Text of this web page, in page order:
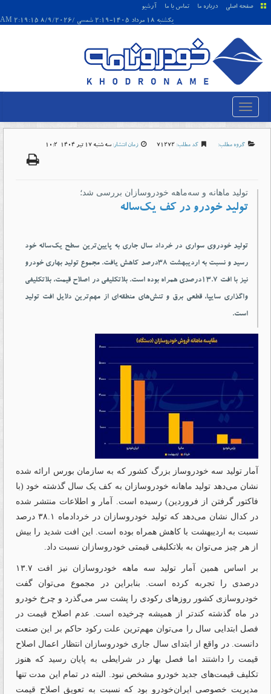
صفحه اصلی درباره ما تماس با ما
آرشیو
يکشنبه 18 مرداد 1405-2:19 شمسی /8/9/2026 2:19:15 AM
گروه مطلب: کد مطلب: 71272 زمان انتشار: سه شنبه 17 تير 1404-10:2
تولید ماهانه و سه‌ماهه خودروسازان بررسی شد؛
تولید خودرو در کف یک‌ساله
تولید خودروی سواری در خرداد سال جاری به پایین‌ترین سطح یک‌ساله خود
رسید و نسبت به اردیبهشت ۳۸درصد کاهش یافت. مجموع تولید بهاری خودرو
نیز با افت ۱۳.۷درصدی همراه بوده است. بلاتکلیفی در اصلاح قیمت، بلاتکلیفی
واگذاری سایپا، قطعی برق و تنش‌های منطقه‌ای از مهم‌ترین دلایل افت تولید
است.
آمار تولید سه خودروساز بزرگ کشور که به سازمان بورس ارائه شده
نشان می‌دهد تولید ماهانه خودروسازان به کف یک سال گذشته خود (با
فاکتور گرفتن از فروردین) رسیده است. آمار و اطلاعات منتشر شده
در کدال نشان می‌دهد که تولید خودروسازان در خردادماه ۳۸.۱ درصد
نسبت به اردیبهشت با کاهش همراه بوده است. این افت شدید را بیش
از هر چیز می‌توان به بلاتکلیفی قیمتی خودروسازان نسبت داد.
بر اساس همین آمار تولید سه ماهه خودروسازان نیز افت ۱۳.۷
درصدی را تجربه کرده است. بنابراین در مجموع می‌توان گفت
خودروسازی کشور روزهای رکودی را پشت سر می‌گذرد و چرخ خودرو
در ماه گذشته کندتر از همیشه چرخیده است. عدم اصلاح قیمت در
فصل ابتدایی سال را می‌توان مهم‌ترین علت رکود حاکم بر این صنعت
دانست. در واقع از ابتدای سال جاری خودروسازان انتظار اعمال اصلاح
قیمت را داشتند اما فصل بهار در شرایطی به پایان رسید که هنوز
تکلیف قیمت‌های جدید خودرو مشخص نبود. البته در تمام این مدت تنها
مدیریت خصوصی ایران‌خودرو بود که نسبت به تعویق اصلاح قیمت